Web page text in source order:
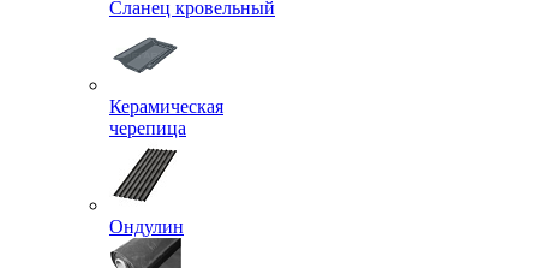
Сланец кровельный
Керамическая
черепица
Ондулин